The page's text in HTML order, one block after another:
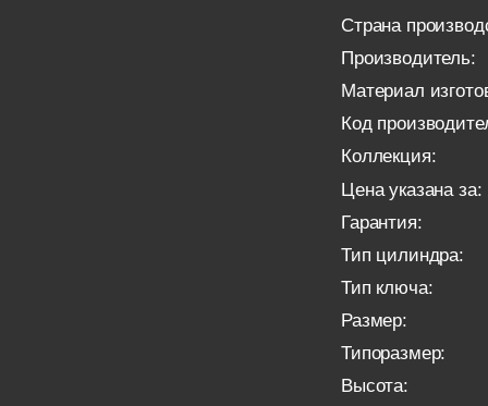
Страна
Производитель:
Материал
Код
Коллекция:
Цена указана за:
Гарантия:
Тип цилиндра:
Тип ключа:
Размер:
Типоразмер:
Высота: